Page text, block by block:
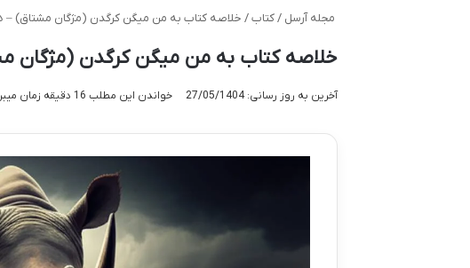
مجله آرسل / کتاب / خلاصه کتاب به من میگن کرگدن (مژگان مشتاق) –
خلاصه کتاب به من میگن کرگدن (مژگان
آخرین به روز رسانی: 27/05/1404 خواندن این مطلب 16 دقیقه زمان میبرد